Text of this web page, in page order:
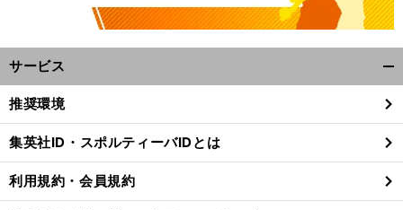
サービス
閉
る
推奨環境
集英社ID・スポルティーバIDとは
利用規約・会員規約